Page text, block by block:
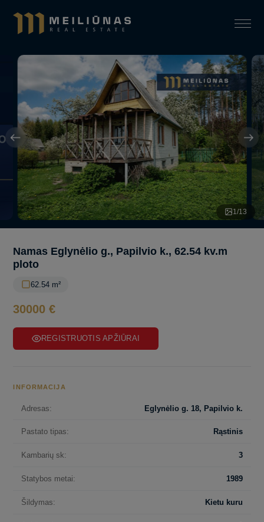
1/13
Namas Eglynėlio g., Papilvio k., 62.54 kv.m
ploto
62.54 m²
30000 €
REGISTRUOTIS APŽIŪRAI
INFORMACIJA
Adresas: Eglynėlio g. 18, Papilvio k.
Pastato tipas: Rąstinis
Kambarių sk: 3
Statybos metai: 1989
Šildymas: Kietu kuru